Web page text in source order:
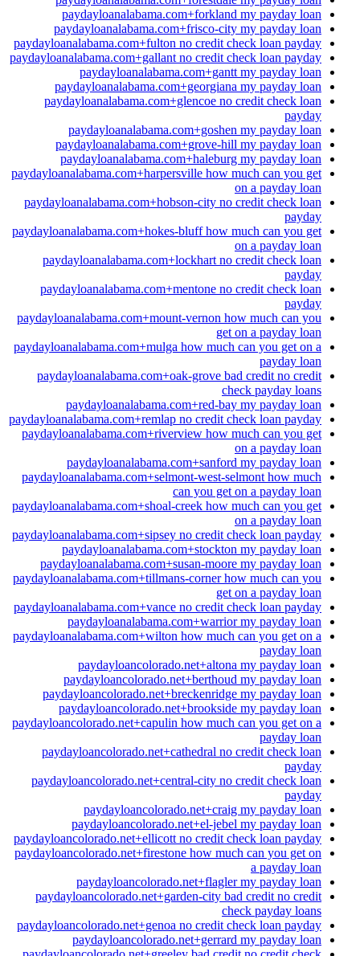
paydayloanalabama.com+forkland my payday loan
paydayloanalabama.com+frisco-city my payday loan
paydayloanalabama.com+fulton no credit check loan payday
paydayloanalabama.com+gallant no credit check loan payday
paydayloanalabama.com+gantt my payday loan
paydayloanalabama.com+georgiana my payday loan
paydayloanalabama.com+glencoe no credit check loan
payday
paydayloanalabama.com+goshen my payday loan
paydayloanalabama.com+grove-hill my payday loan
paydayloanalabama.com+haleburg my payday loan
paydayloanalabama.com+harpersville how much can you get
on a payday loan
paydayloanalabama.com+hobson-city no credit check loan
payday
paydayloanalabama.com+hokes-bluff how much can you get
on a payday loan
paydayloanalabama.com+lockhart no credit check loan
payday
paydayloanalabama.com+mentone no credit check loan
payday
paydayloanalabama.com+mount-vernon how much can you
get on a payday loan
paydayloanalabama.com+mulga how much can you get on a
payday loan
paydayloanalabama.com+oak-grove bad credit no credit
check payday loans
paydayloanalabama.com+red-bay my payday loan
paydayloanalabama.com+remlap no credit check loan payday
paydayloanalabama.com+riverview how much can you get
on a payday loan
paydayloanalabama.com+sanford my payday loan
paydayloanalabama.com+selmont-west-selmont how much
can you get on a payday loan
paydayloanalabama.com+shoal-creek how much can you get
on a payday loan
paydayloanalabama.com+sipsey no credit check loan payday
paydayloanalabama.com+stockton my payday loan
paydayloanalabama.com+susan-moore my payday loan
paydayloanalabama.com+tillmans-corner how much can you
get on a payday loan
paydayloanalabama.com+vance no credit check loan payday
paydayloanalabama.com+warrior my payday loan
paydayloanalabama.com+wilton how much can you get on a
payday loan
paydayloancolorado.net+altona my payday loan
paydayloancolorado.net+berthoud my payday loan
paydayloancolorado.net+breckenridge my payday loan
paydayloancolorado.net+brookside my payday loan
paydayloancolorado.net+capulin how much can you get on a
payday loan
paydayloancolorado.net+cathedral no credit check loan
payday
paydayloancolorado.net+central-city no credit check loan
payday
paydayloancolorado.net+craig my payday loan
paydayloancolorado.net+el-jebel my payday loan
paydayloancolorado.net+ellicott no credit check loan payday
paydayloancolorado.net+firestone how much can you get on
a payday loan
paydayloancolorado.net+flagler my payday loan
paydayloancolorado.net+garden-city bad credit no credit
check payday loans
paydayloancolorado.net+genoa no credit check loan payday
paydayloancolorado.net+gerrard my payday loan